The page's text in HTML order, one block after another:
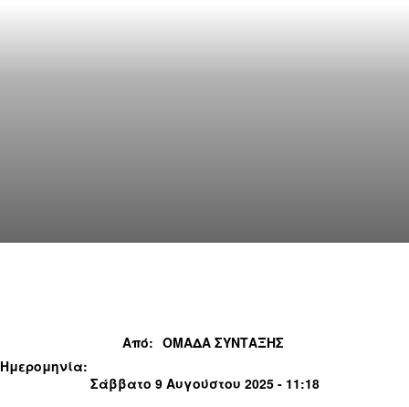
Από: ΟΜΑΔΑ ΣΥΝΤΑΞΗΣ
Ημερομηνία:
Σάββατο 9 Αυγούστου 2025 - 11:18